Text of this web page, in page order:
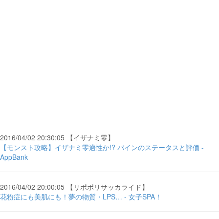
2016/04/02 20:30:05 【イザナミ零】
【モンスト攻略】イザナミ零適性か!? パインのステータスと評価 -
AppBank
2016/04/02 20:00:05 【リポポリサッカライド】
花粉症にも美肌にも！夢の物質・LPS… - 女子SPA！